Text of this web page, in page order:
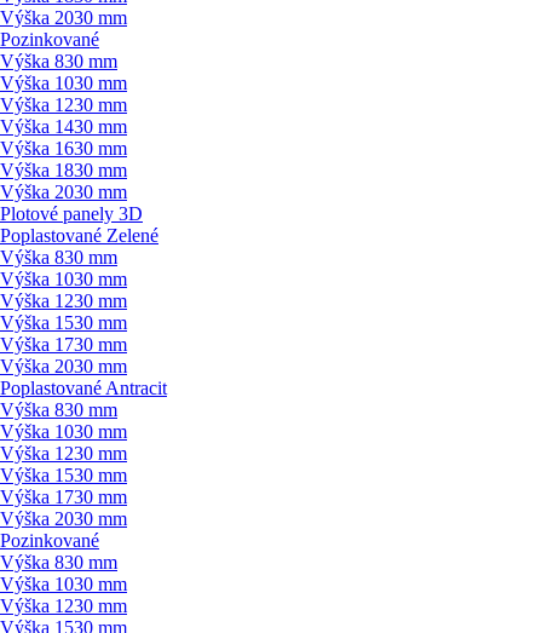
Výška 2030 mm
Pozinkované
Výška 830 mm
Výška 1030 mm
Výška 1230 mm
Výška 1430 mm
Výška 1630 mm
Výška 1830 mm
Výška 2030 mm
Plotové panely 3D
Poplastované Zelené
Výška 830 mm
Výška 1030 mm
Výška 1230 mm
Výška 1530 mm
Výška 1730 mm
Výška 2030 mm
Poplastované Antracit
Výška 830 mm
Výška 1030 mm
Výška 1230 mm
Výška 1530 mm
Výška 1730 mm
Výška 2030 mm
Pozinkované
Výška 830 mm
Výška 1030 mm
Výška 1230 mm
Výška 1530 mm